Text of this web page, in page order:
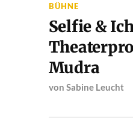
BÜHNE
Selfie &
Mudra
von Sabine Leucht